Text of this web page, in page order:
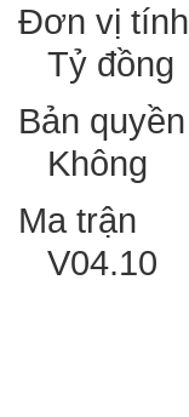
Đơn vị tính
Tỷ đồng
Bản quyền
Không
Ma trận
V04.10